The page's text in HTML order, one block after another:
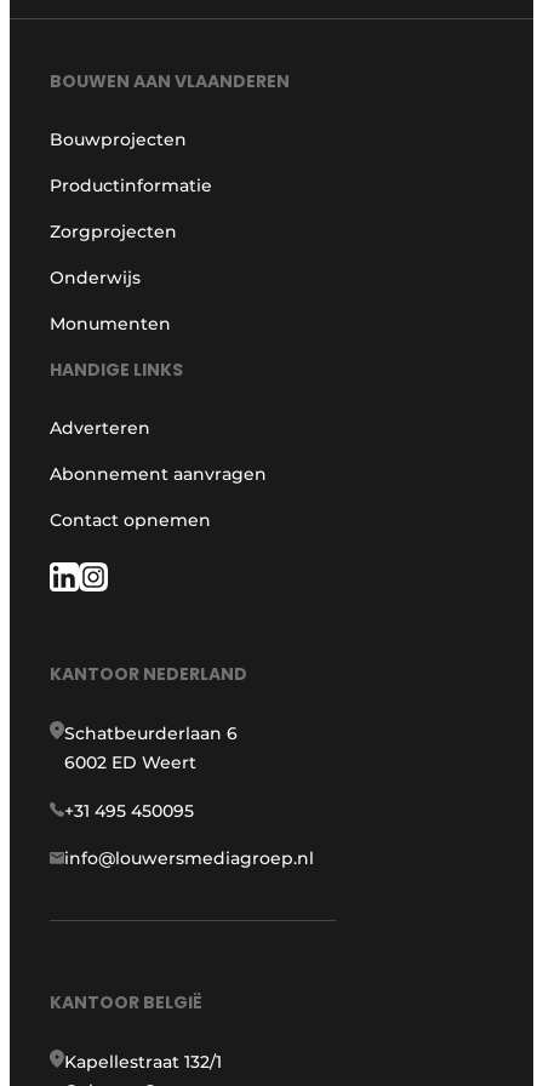
BOUWEN AAN VLAANDEREN
Bouwprojecten
Productinformatie
Zorgprojecten
Onderwijs
Monumenten
HANDIGE LINKS
Adverteren
Abonnement aanvragen
Contact opnemen
KANTOOR NEDERLAND
Schatbeurderlaan 6
6002 ED Weert
+31 495 450095
info@louwersmediagroep.nl
KANTOOR BELGIË
Kapellestraat 132/1